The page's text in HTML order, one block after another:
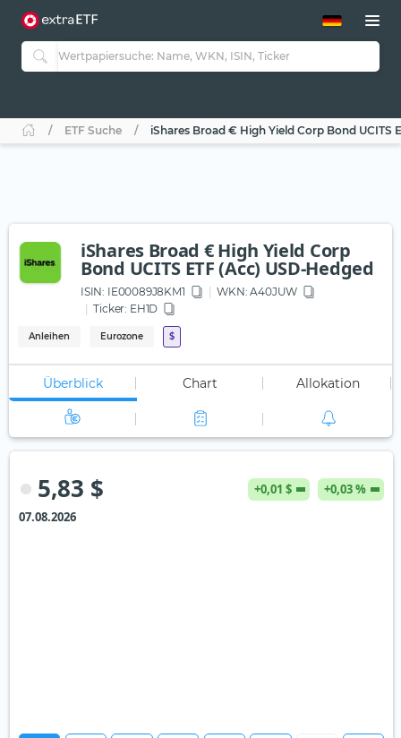
ETF-Guide 2.0
Guide Aktive ETFs
ETF-Sparpläne
ETF Suche iShares Broad € High Yield Corp Bond UCITS
iShares Broad € High Yield Corp
Bond UCITS ETF (Acc) USD-Hedged
ISIN: IE00089J8KM1 WKN: A40JUW
Ticker: EH1D
Anleihen Eurozone $
Überblick Chart Allokation
5,83 $ +0,01 $
+0,03 %
07.08.2026